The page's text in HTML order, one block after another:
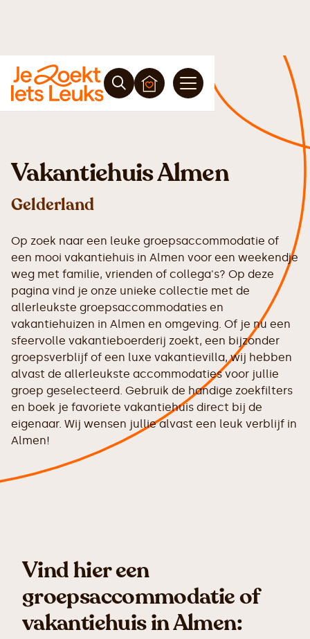
Vakantiehuis Almen
Gelderland
Op zoek naar een leuke groepsaccommodatie of
een mooi vakantiehuis in Almen voor een weekendje
weg met familie, vrienden of collega's? Op deze
pagina vind je onze unieke collectie met de
allerleukste groepsaccommodaties en
vakantiehuizen in Almen en omgeving. Of je nu een
sfeervolle vakantieboerderij zoekt, een bijzonder
groepsverblijf of een luxe vakantievilla, wij hebben
alvast de allerleukste accommodaties voor jullie
groep geselecteerd. Gebruik de handige zoekfilters
en boek je favoriete vakantiehuis direct bij de
eigenaar. Wij wensen jullie alvast een leuk verblijf in
Almen!
Vind hier een
groepsaccommodatie of
vakantiehuis in Almen: